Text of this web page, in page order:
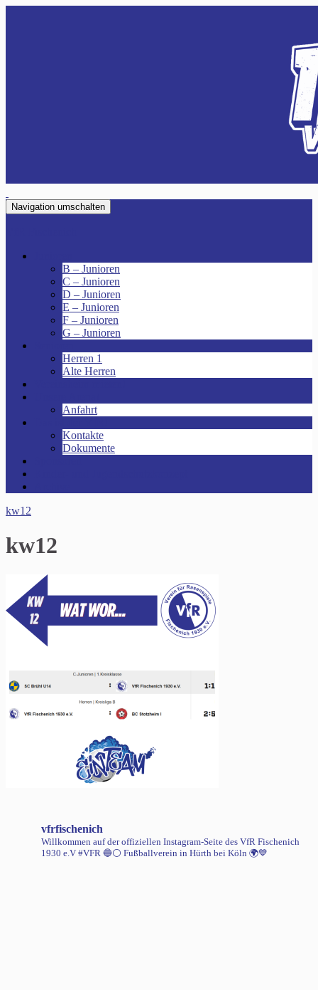
Navigation umschalten
B – Junioren
C – Junioren
D – Junioren
E – Junioren
F – Junioren
G – Junioren
Herren 1
Alte Herren
Anfahrt
Kontakte
Dokumente
kw12
kw12
vfrfischenich
Willkommen auf der offiziellen Instagram-Seite des VfR Fischenich
1930 e.V #VFR 🔵⚪️ Fußballverein in Hürth bei Köln 🌍💙